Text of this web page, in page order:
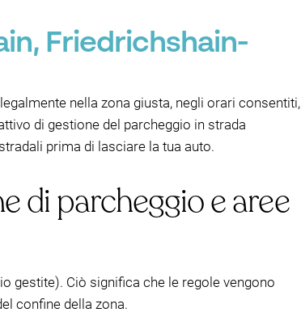
Friedrichshain-
nella zona giusta, negli orari consentiti,
di gestione del parcheggio in strada
prima di lasciare la tua auto.
di parcheggio e aree
gestite). Ciò significa che le regole vengono
confine della zona.